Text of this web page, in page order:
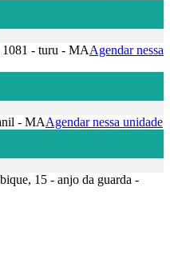
1081 - turu - MAAgendar nessa
- MAAgendar nessa unidade
15 - anjo da guarda -